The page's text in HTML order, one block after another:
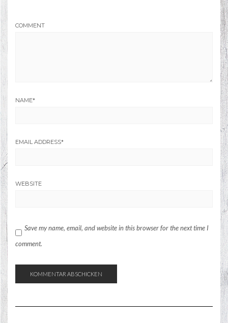
COMMENT
NAME*
EMAIL ADDRESS*
WEBSITE
Save my name, email, and website in this browser for the next time I
comment.